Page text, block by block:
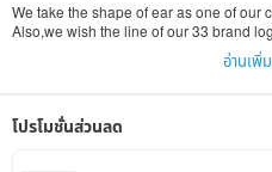
We take the shape of ear as one of our
Also,we wish the line of our 33 brand
connect u and me and every beautiful
อ่านเพิ่
โปรโมชั่นส่วนลด